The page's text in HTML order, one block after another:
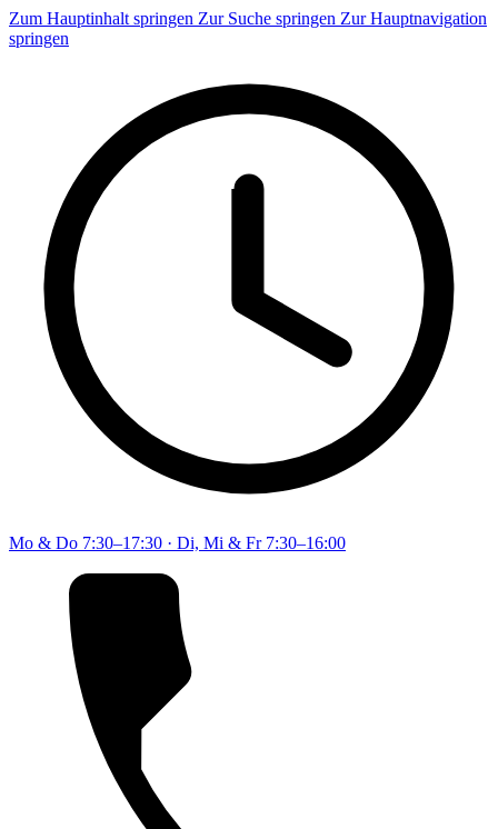
Zum Hauptinhalt springen Zur Suche springen Zur Hauptnavigation
springen
Mo & Do 7:30–17:30 · Di, Mi & Fr 7:30–16:00